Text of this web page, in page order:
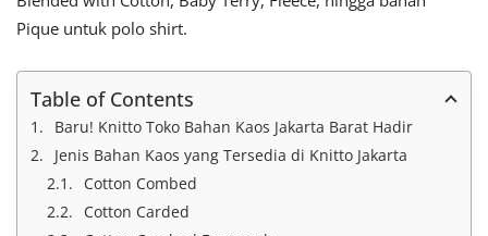
Pique untuk polo shirt.
Table of Contents
Baru! Knitto Toko Bahan Kaos Jakarta Barat Hadir
Jenis Bahan Kaos yang Tersedia di Knitto Jakarta
Cotton Combed
Cotton Carded